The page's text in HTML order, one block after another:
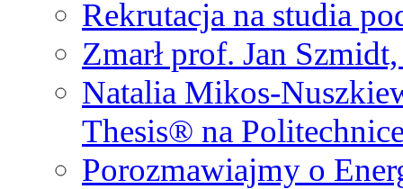
Rekrutacja na studia
Zmarł prof. Jan
Natalia Mikos-
Thesis® na
Porozmawiajmy o